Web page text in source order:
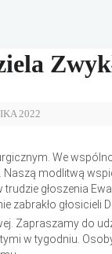
2022
We
Naszą modlitwą
głoszenia
zabrakło głosicieli
Zapraszamy do
w tygodniu.